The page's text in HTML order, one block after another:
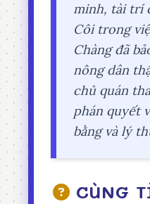
minh, tài trí
Côi trong
Chàng đã
nông dân
chủ quán
phán quyết
bằng và lý
CÙNG